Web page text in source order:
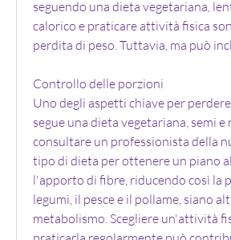
seguendo una dieta vegetariana,
calorico e praticare attività fisica
perdita di peso. Tuttavia, ma può
Controllo delle porzioni
Uno degli aspetti chiave per
segue una dieta vegetariana, semi
consultare un professionista della
tipo di dieta per ottenere un piano
l'apporto di fibre, riducendo così la
legumi, il pesce e il pollame, siano
metabolismo. Scegliere un'attività